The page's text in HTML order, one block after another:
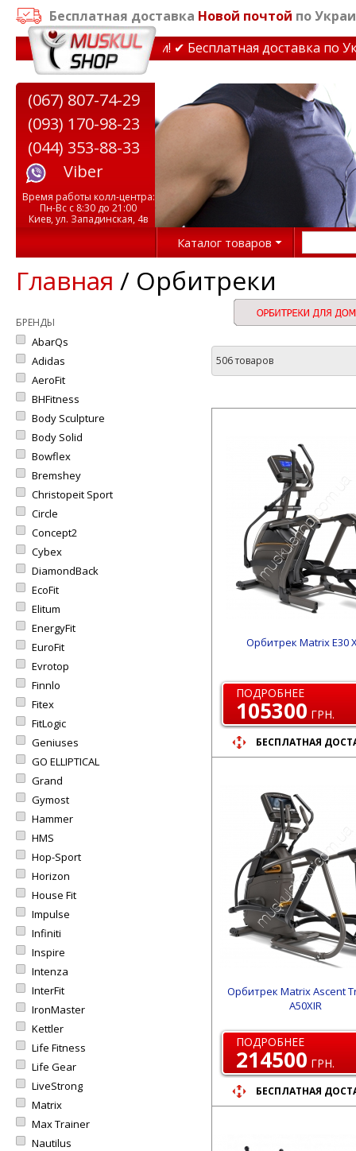
Бесплатная доставка Новой почтой по
до 15% Звони! ✔ Бесплатная доставка по Украине
(067) 807-74-29
(093) 170-98-23
(044) 353-88-33
Viber
Время работы колл-центра:
Пн-Вс с 8:30 до 21:00
Киев, ул. Западинская, 4в
Каталог товаров
Главная / Орбитреки
БРЕНДЫ
AbarQs
Adidas
AeroFit
BHFitness
Body Sculpture
Body Solid
Bowflex
Bremshey
Christopeit Sport
Circle
Concept2
Cybex
DiamondBack
EcoFit
Elitum
EnergyFit
EuroFit
Evrotop
Finnlo
Fitex
FitLogic
Geniuses
GO ELLIPTICAL
Grand
Gymost
Hammer
HMS
Hop-Sport
Horizon
House Fit
Impulse
Infiniti
Inspire
Intenza
InterFit
IronMaster
Kettler
Life Fitness
Life Gear
LiveStrong
Matrix
Max Trainer
Nautilus
506 товаров
Орбитрек Matrix E30
ПОДРОБНЕЕ
105300 ГРН.
БЕСПЛАТНАЯ
Орбитрек Matrix Ascent
A50XIR
ПОДРОБНЕЕ
214500 ГРН.
БЕСПЛАТНАЯ